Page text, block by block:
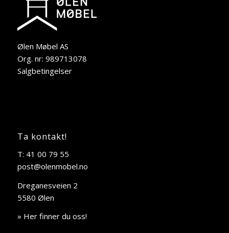
Ølen Møbel AS
Org. nr: 989713078
Salgbetingelser
Ta kontakt!
T: 41 00 79 55
post@olenmobel.no
Dreganesveien 2
5580 Ølen
» Her finner du oss!